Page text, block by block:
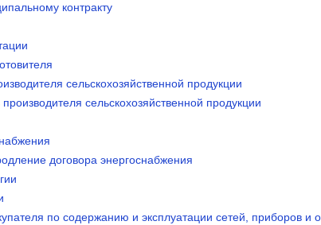
контракту
сельскохозяйственной продукции
сельскохозяйственной продукции
договора энергоснабжения
по содержанию и эксплуатации сетей, приборов и